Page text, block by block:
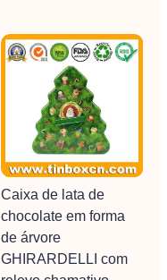
Caixa de lata de
chocolate em forma
de árvore
GHIRARDELLI com